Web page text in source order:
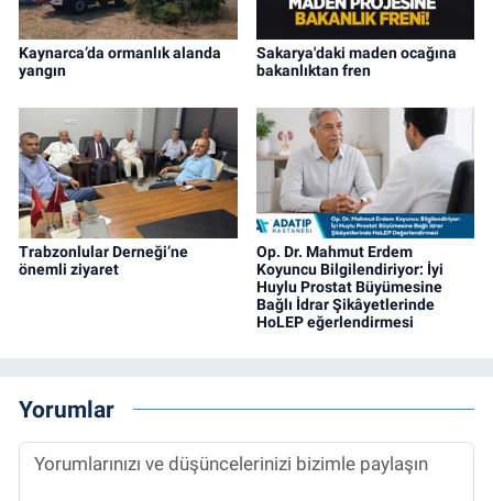
Kaynarca’da ormanlık alanda
yangın
Sakarya'daki maden ocağına
bakanlıktan fren
Trabzonlular Derneği’ne
önemli ziyaret
Op. Dr. Mahmut Erdem
Koyuncu Bilgilendiriyor: İyi
Huylu Prostat Büyümesine
Bağlı İdrar Şikâyetlerinde
HoLEP eğerlendirmesi
Yorumlar